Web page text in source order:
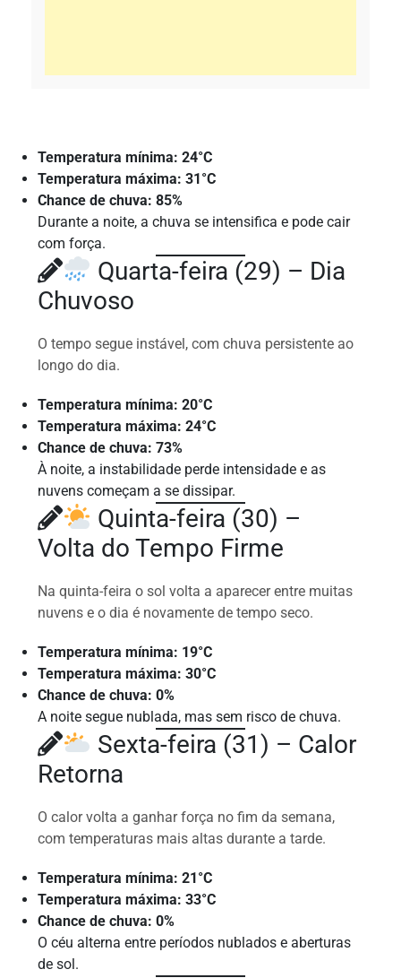
Temperatura mínima: 24°C
Temperatura máxima: 31°C
Chance de chuva: 85%
Durante a noite, a chuva se intensifica e pode cair
com força.
Quarta-feira (29) – Dia
Chuvoso
O tempo segue instável, com chuva persistente ao
longo do dia.
Temperatura mínima: 20°C
Temperatura máxima: 24°C
Chance de chuva: 73%
À noite, a instabilidade perde intensidade e as
nuvens começam a se dissipar.
Quinta-feira (30) –
Volta do Tempo Firme
Na quinta-feira o sol volta a aparecer entre muitas
nuvens e o dia é novamente de tempo seco.
Temperatura mínima: 19°C
Temperatura máxima: 30°C
Chance de chuva: 0%
A noite segue nublada, mas sem risco de chuva.
Sexta-feira (31) – Calor
Retorna
O calor volta a ganhar força no fim da semana,
com temperaturas mais altas durante a tarde.
Temperatura mínima: 21°C
Temperatura máxima: 33°C
Chance de chuva: 0%
O céu alterna entre períodos nublados e aberturas
de sol.